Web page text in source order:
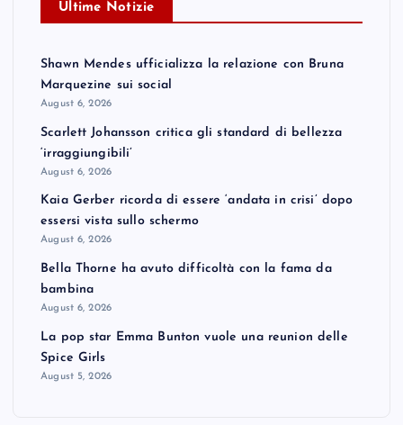
Ultime Notizie
Shawn Mendes ufficializza la relazione con Bruna
Marquezine sui social
August 6, 2026
Scarlett Johansson critica gli standard di bellezza
‘irraggiungibili’
August 6, 2026
Kaia Gerber ricorda di essere ‘andata in crisi’ dopo
essersi vista sullo schermo
August 6, 2026
Bella Thorne ha avuto difficoltà con la fama da
bambina
August 6, 2026
La pop star Emma Bunton vuole una reunion delle
Spice Girls
August 5, 2026